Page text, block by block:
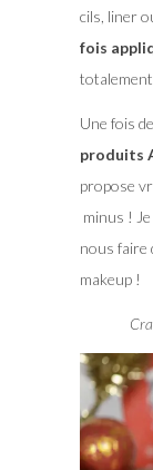
cils, liner
fois
Une fois
produits
propose
minus !
nous faire
makeup !